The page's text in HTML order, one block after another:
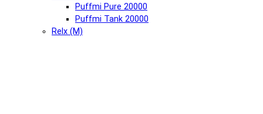
Puffmi Pure 20000
Puffmi Tank 20000
Relx (М)